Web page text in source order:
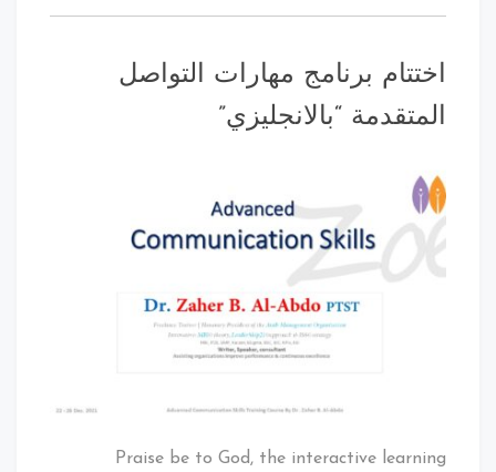
اختتام برنامج مهارات التواصل
المتقدمة “بالانجليزي”
Praise be to God, the interactive learning